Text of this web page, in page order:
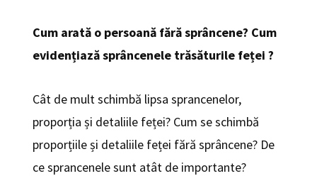
Cum arată o persoană fără sprâncene? Cum
evidențiază sprâncenele trăsăturile feței ?
Cât de mult schimbă lipsa sprancenelor,
proporția și detaliile feței? Cum se schimbă
proporțiile și detaliile feței fără sprâncene? De
ce sprancenele sunt atât de importante?